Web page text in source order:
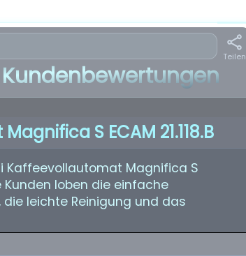
Teilen
S ECAM 21.118.B
Kaffeevollautomat Magnifica S
Kunden loben die einfache
leichte Reinigung und das